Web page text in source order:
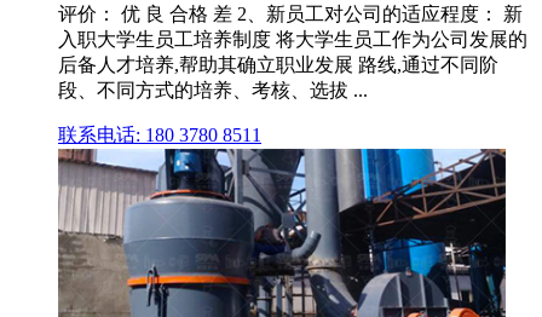
评价： 优 良 合格 差 2、新员工对公司的适应程度： 新
入职大学生员工培养制度 将大学生员工作为公司发展的
后备人才培养,帮助其确立职业发展 路线,通过不同阶
段、不同方式的培养、考核、选拔 ...
联系电话: 180 3780 8511